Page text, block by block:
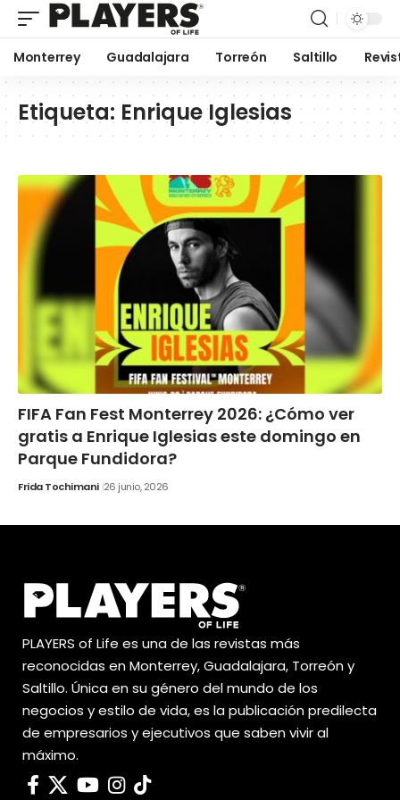
Monterrey Guadalajara Torreón Saltillo
Etiqueta: Enrique Iglesias
FIFA Fan Fest Monterrey 2026: ¿Cómo ver
gratis a Enrique Iglesias este domingo en
Parque Fundidora?
Frida Tochimani 26 junio, 2026
PLAYERS of Life es una de las revistas más
reconocidas en Monterrey, Guadalajara, Torreón y
Saltillo. Única en su género del mundo de los
negocios y estilo de vida, es la publicación predilecta
de empresarios y ejecutivos que saben vivir al
máximo.